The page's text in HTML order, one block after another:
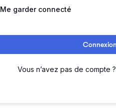
Me garder connecté
Connexion
Vous n’avez pas de compte ?